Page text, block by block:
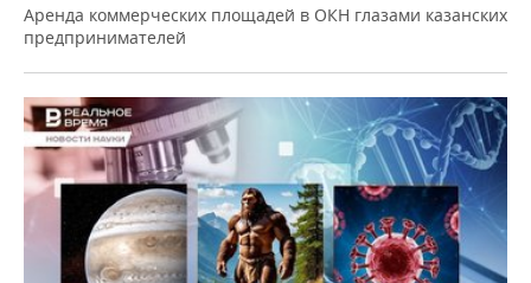
Аренда коммерческих площадей в ОКН глазами казанских
предпринимателей